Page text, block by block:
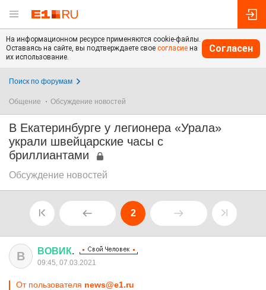
На информационном ресурсе применяются cookie-файлы.
Оставаясь на сайте, вы подтверждаете свое согласие на
их использование.
Согласен
Поиск по форумам
Общение Обсуждение новостей
В Екатеринбурге у легионера «Урала»
украли швейцарские часы с
бриллиантами
Обсуждение новостей
2
В ВОВИК.
09:45, 07.03.2021
От пользователя news@e1.ru